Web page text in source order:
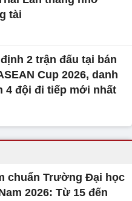
tài
2 trận đấu tại bán
Cup 2026, danh
4 đội đi tiếp mới nhất
chuẩn Trường Đại học
2026: Từ 15 đến